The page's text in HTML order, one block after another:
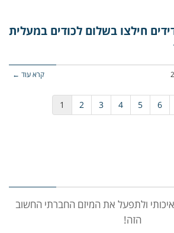
חילצו בשלום לכודים במעלית
קרא עוד ←
1 2 3 4 5 6
איכותי ולתפעל את המיזם החברתי החשוב
הזה!